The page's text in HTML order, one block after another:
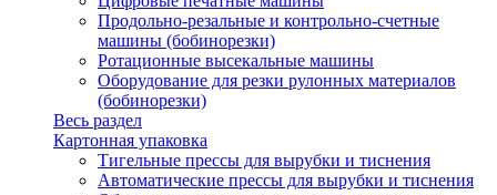
Продольно-резальные и контрольно-счетные
машины (бобинорезки)
Ротационные высекальные машины
Оборудование для резки рулонных материалов
(бобинорезки)
Весь раздел
Картонная упаковка
Тигельные прессы для вырубки и тиснения
Автоматические прессы для вырубки и тиснения